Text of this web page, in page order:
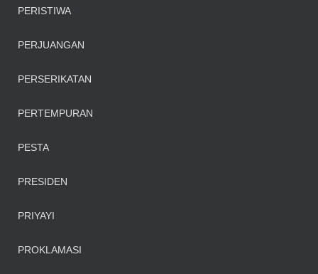
PERISTIWA
PERJUANGAN
PERSERIKATAN
PERTEMPURAN
PESTA
PRESIDEN
PRIYAYI
PROKLAMASI